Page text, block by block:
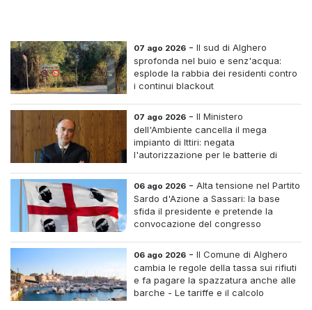
07 ago 2026 -Il sud di Alghero
sprofonda nel buio e senz'acqua:
esplode la rabbia dei residenti contro
i continui blackout
07 ago 2026 -Il Ministero
dell'Ambiente cancella il mega
impianto di Ittiri: negata
l'autorizzazione per le batterie di
06 ago 2026 -Alta tensione nel Partito
Sardo d'Azione a Sassari: la base
sfida il presidente e pretende la
convocazione del congresso
06 ago 2026 -Il Comune di Alghero
cambia le regole della tassa sui rifiuti
e fa pagare la spazzatura anche alle
barche - Le tariffe e il calcolo